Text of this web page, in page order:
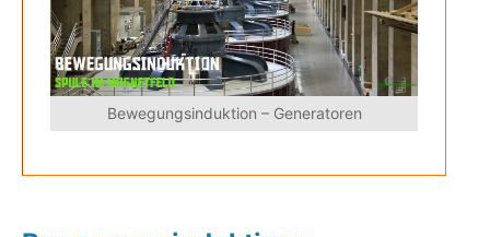
Bewegungsinduktion – Generatoren